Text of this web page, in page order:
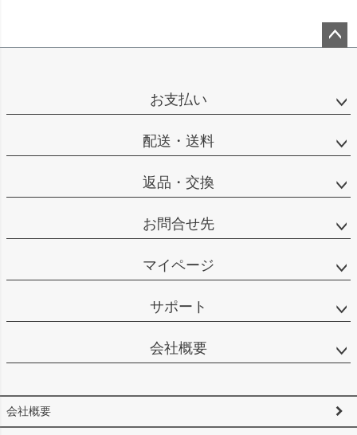
お支払い
配送・送料
返品・交換
お問合せ先
マイページ
サポート
会社概要
会社概要